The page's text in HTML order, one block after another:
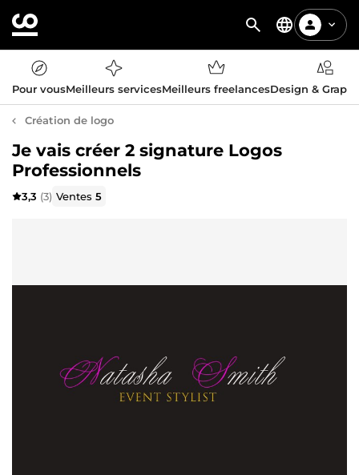
Pour vousMeilleurs servicesMeilleurs freelancesDesign &
Création de logo
Je vais créer 2 signature Logos
Professionnels
3,3 (3) Ventes5